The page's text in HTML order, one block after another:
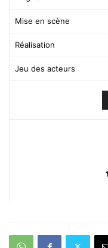
Mise en scène
Réalisation
Jeu des acteurs